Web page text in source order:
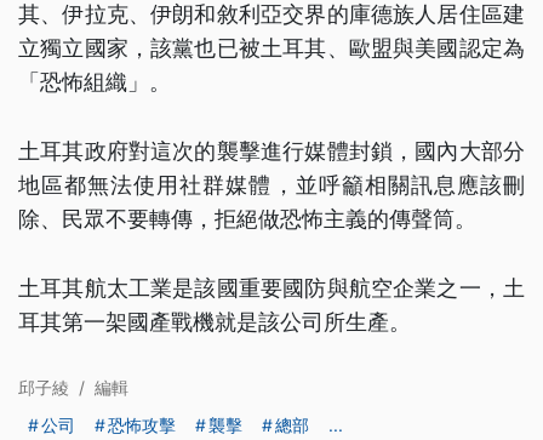
其、伊拉克、伊朗和敘利亞交界的庫德族人居住區建
立獨立國家，該黨也已被土耳其、歐盟與美國認定為
「恐怖組織」。
土耳其政府對這次的襲擊進行媒體封鎖，國內大部分
地區都無法使用社群媒體，並呼籲相關訊息應該刪
除、民眾不要轉傳，拒絕做恐怖主義的傳聲筒。
土耳其航太工業是該國重要國防與航空企業之一，土
耳其第一架國產戰機就是該公司所生產。
邱子綾 / 編輯
公司
恐怖攻擊 襲擊 總部 ...